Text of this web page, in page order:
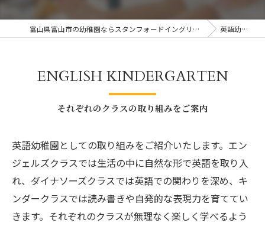
富山県富山市の幼稚園ならスタンフォードイングリッシュ 英語幼稚園
それぞれのクラスの取り組みをご案内
ENGLISH KINDERGARTEN
英語幼稚園としての取り組みをご紹介いたします。エン
ジェルズクラスでは生活の中に自然な形で英語を取り入
れ、ダイナソーズクラスでは英語での関わりを深め、キ
ンダークラスでは読み書きや自発的な表現力を育ててい
きます。それぞれのクラスが無理なく楽しく学べるよう